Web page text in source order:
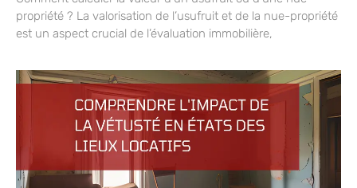
propriété ? La valorisation de l’usufruit et de la nue-propriété
est un aspect crucial de l’évaluation immobilière,